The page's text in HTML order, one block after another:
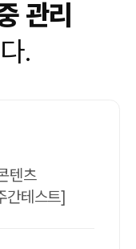
관리
.
텐츠
간테스트]